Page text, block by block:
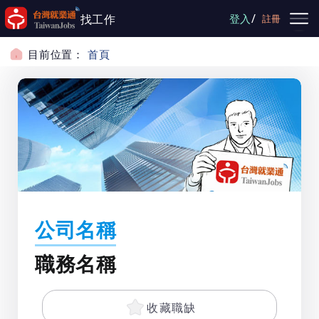
跳到主要內容
找工作 登入/ 註冊
目前位置： 首頁
公司名稱
職務名稱
收藏職缺